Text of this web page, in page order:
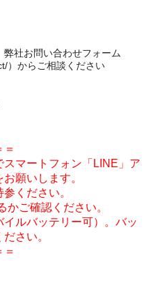
社お問い合わせフォーム
）からご相談ください
スマートフォン「LINE」ア
願いします。
ください。
ご確認ください。
ルバッテリー可）。バッ
さい。